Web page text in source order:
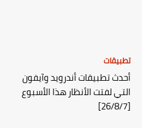
تطبيقات
أحدث تطبيقات أندرويد وآيفون
التي لفتت الأنظار هذا الأسبوع
[26/8/7]